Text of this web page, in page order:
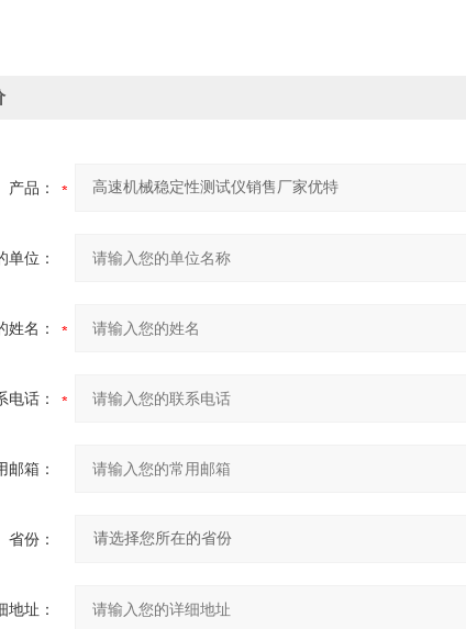
产品：
单位：
姓名：
电话：
邮箱：
省份：
地址：